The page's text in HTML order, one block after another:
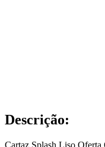
Descrição: